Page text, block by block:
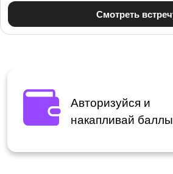
Авторизуйся и
накапливай баллы